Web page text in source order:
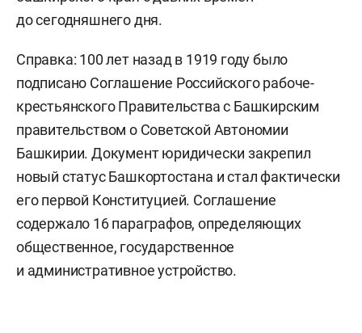
до сегодняшнего дня.
Справка: 100 лет назад в 1919 году было
подписано Соглашение Российского рабоче-
крестьянского Правительства с Башкирским
правительством о Советской Автономии
Башкирии. Документ юридически закрепил
новый статус Башкортостана и стал фактически
его первой Конституцией. Соглашение
содержало 16 параграфов, определяющих
общественное, государственное
и административное устройство.